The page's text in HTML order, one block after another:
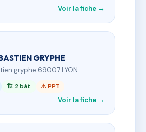
Voir la fiche →
GRYPHE
gryphe 69007 LYON
🏗 2 bât. ⚠ PPT
Voir la fiche →